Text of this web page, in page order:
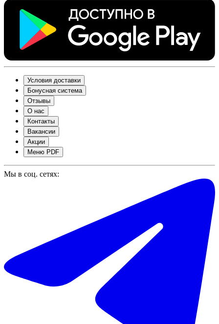
Условия доставки
Бонусная система
Отзывы
О нас
Контакты
Вакансии
Акции
Меню PDF
Мы в соц. сетях: